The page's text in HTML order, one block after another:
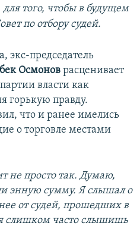
того, чтобы в будущем
по отбору судей.
экс-председатель
Осмонов расценивает
власти как
горькую правду.
что и ранее имелись
о торговле местами
не просто так. Думаю,
энную сумму. Я слышал о
от судей, прошедших в
слишком часто слышишь